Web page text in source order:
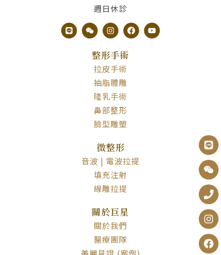
週日休診
整形手術
拉皮手術
抽脂體雕
隆乳手術
鼻部整形
臉型雕塑
微整形
音波 | 電波拉提
填充注射
線雕拉提
關於巨星
關於我們
醫療團隊